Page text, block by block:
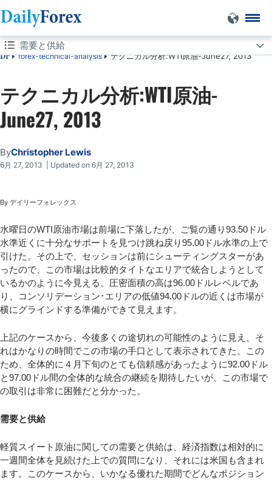
DF forex-technical-analysis テクニカル分析:WTI原油-June27, 2013
需要と供給
テクニカル分析:WTI原油-
June27, 2013
ByChristopher Lewis
6月 27, 2013 | Updated on 6月 27, 2013
By デイリーフォレックス
水曜日のWTI原油市場は前場に下落したが、ご覧の通り93.50ドル
水準近くに十分なサポートを見つけ跳ね戻り95.00ドル水準の上で
引けた。その上で、セッションは前にシューティングスターがあ
ったので、この市場は比較的タイトなエリアで統合しようとして
いるかのように今見える。圧密面積の高は96.00ドルレベルであ
り、コンソリデーション･エリアの低値94.00ドルの近くは市場が
横にグラインドする準備ができて見えます。
上記のケースから、今後多くの途切れの可能性のように見え、そ
れはかなりの時間でこの市場の手口として表示されてきた。この
ため、全体的に４月下旬のとても信頼感があったように92.00ドル
と97.00ドル間の全体的な統合の継続を期待したいが、この市場で
の取引は非常に困難だと分かった。
需要と供給
軽質スイート原油に関しての需要と供給は、経済指数は相対的に
一週間全体を見続けた上での質問になり、それには米国も含まれ
ます。このケースから、いかなる優れた期間でどんなポジション